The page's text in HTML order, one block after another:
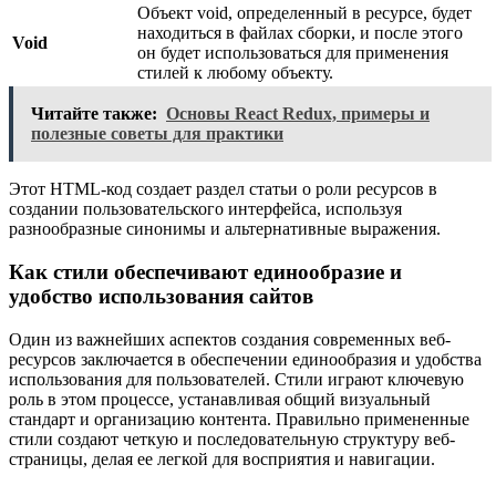
Void
Объект void, определенный в ресурсе, будет
находиться в файлах сборки, и после этого
он будет использоваться для применения
стилей к любому объекту.
Читайте также: Основы React Redux, примеры и
полезные советы для практики
Этот HTML-код создает раздел статьи о роли ресурсов в
создании пользовательского интерфейса, используя
разнообразные синонимы и альтернативные выражения.
Как стили обеспечивают единообразие и
удобство использования сайтов
Один из важнейших аспектов создания современных веб-
ресурсов заключается в обеспечении единообразия и удобства
использования для пользователей. Стили играют ключевую
роль в этом процессе, устанавливая общий визуальный
стандарт и организацию контента. Правильно примененные
стили создают четкую и последовательную структуру веб-
страницы, делая ее легкой для восприятия и навигации.